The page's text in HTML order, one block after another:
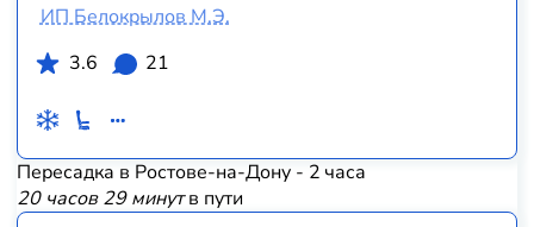
ИП Белокрылов М.Э.
3.6
21
Пересадка в Ростове-на-Дону - 2 часа
20 часов 29 минутв пути